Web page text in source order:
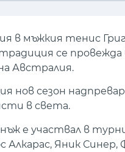
в мъжкия тенис
се
Австралия.
нов сезон
в света.
е участвал в
Алкарас, Яник